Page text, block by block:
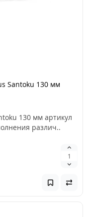
Santoku 130 мм
130 мм артикул
различ..